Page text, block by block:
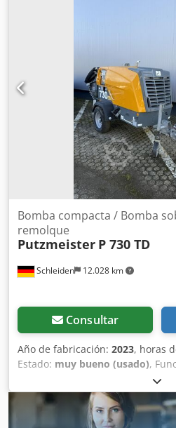
Schleiden 12.028 km
Bomba compacta / Bomba
remolque
Putzmeister P 730 TD
Consultar
Año de fabricación: 2023, horas
Estado: muy bueno (usado),
, Presión máxima de
30 m³/h, tolva de alimentación:
mangueras de alimentación.